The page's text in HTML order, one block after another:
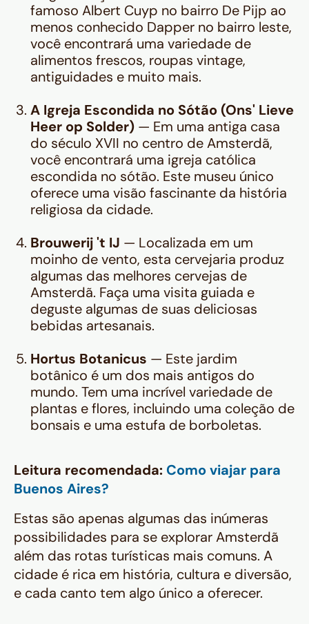
famoso Albert Cuyp no bairro De Pijp ao
menos conhecido Dapper no bairro leste,
você encontrará uma variedade de
alimentos frescos, roupas vintage,
antiguidades e muito mais.
A Igreja Escondida no Sótão (Ons' Lieve
Heer op Solder) — Em uma antiga casa
do século XVII no centro de Amsterdã,
você encontrará uma igreja católica
escondida no sótão. Este museu único
oferece uma visão fascinante da história
religiosa da cidade.
Brouwerij 't IJ — Localizada em um
moinho de vento, esta cervejaria produz
algumas das melhores cervejas de
Amsterdã. Faça uma visita guiada e
deguste algumas de suas deliciosas
bebidas artesanais.
Hortus Botanicus — Este jardim
botânico é um dos mais antigos do
mundo. Tem uma incrível variedade de
plantas e flores, incluindo uma coleção de
bonsais e uma estufa de borboletas.
Leitura recomendada: Como viajar para
Buenos Aires?
Estas são apenas algumas das inúmeras
possibilidades para se explorar Amsterdã
além das rotas turísticas mais comuns. A
cidade é rica em história, cultura e diversão,
e cada canto tem algo único a oferecer.